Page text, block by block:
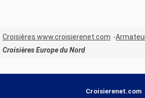
Croisières www.croisierenet.com
Croisières Europe du Nord
Croisierenet.com